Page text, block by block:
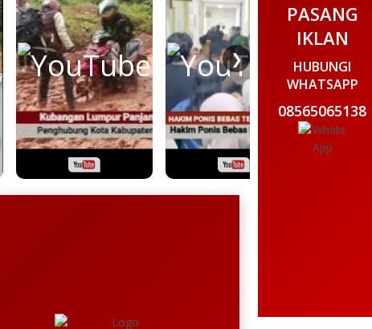
PASANG
IKLAN
HUBUNGI
WHATSAPP
08565065138
❯